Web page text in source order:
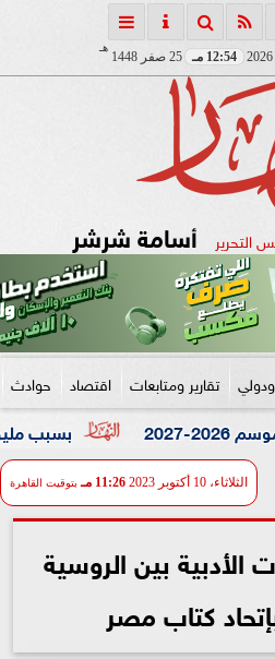
12:54 مـ 25 صفر 1448
هـ
التحرير أسامة شرشر
تقارير ومتابعات اقتصاد حوادث
بسبب مليون جنيه.. ضبط
الثلاثاء، 10 أكتوبر 2023 11:26 مـ بتوقيت القاهرة
الأدبية بين الروسية
كتاب مصر